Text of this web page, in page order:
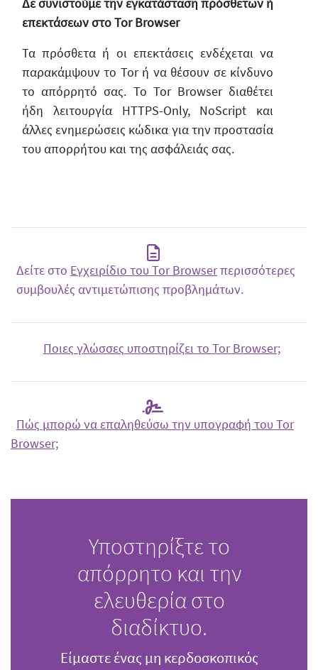
Δε συνιστούμε την εγκατάσταση πρόσθετων ή
επεκτάσεων στο Tor Browser
Τα πρόσθετα ή οι επεκτάσεις ενδέχεται να
παρακάμψουν το Tor ή να θέσουν σε κίνδυνο
το απόρρητό σας. Το Tor Browser διαθέτει
ήδη λειτουργία HTTPS-Only, NoScript και
άλλες ενημερώσεις κώδικα για την προστασία
του απορρήτου και της ασφάλειάς σας.
Δείτε στο Εγχειρίδιο του Tor Browserπερισσότερες
συμβουλές αντιμετώπισης προβλημάτων.
Ποιες γλώσσες υποστηρίζει το Tor Browser;
Πώς μπορώ να επαληθεύσω την υπογραφή του Tor
Browser;
Υποστηρίξτε το
απόρρητο και την
ελευθερία στο
διαδίκτυο.
Είμαστε ένας μη κερδοσκοπικός